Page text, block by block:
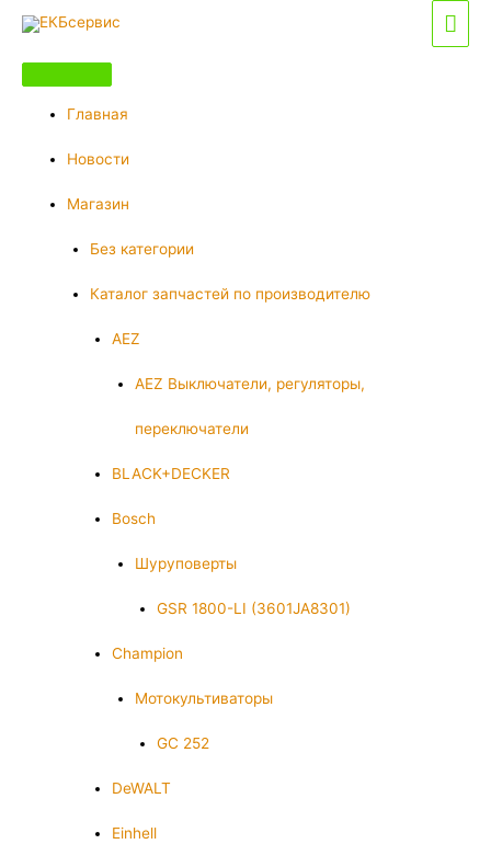
Перейти
содержимому
Главная
Новости
Магазин
Без категории
Каталог запчастей по производителю
AEZ
AEZ Выключатели, регуляторы,
переключатели
BLACK+DECKER
Bosch
Шуруповерты
GSR 1800-LI (3601JA8301)
Champion
Мотокультиваторы
GC 252
DeWALT
Einhell